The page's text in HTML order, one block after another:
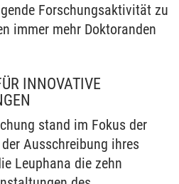
Forschungsaktivität zu
immer mehr Doktoranden
INNOVATIVE
stand im Fokus der
Ausschreibung ihres
Leuphana die zehn